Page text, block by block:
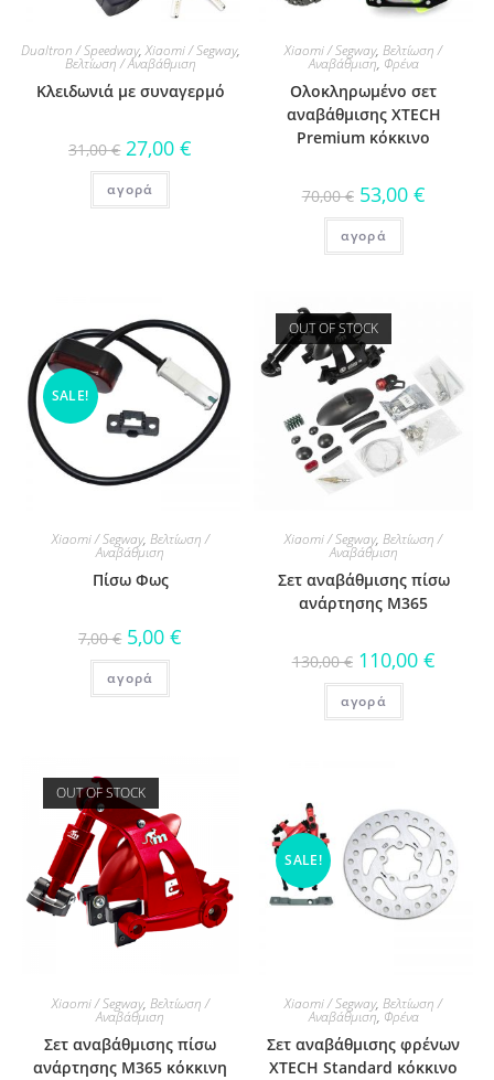
Dualtron / Speedway,Xiaomi / Segway,
Βελτίωση / Αναβάθμιση
Κλειδωνιά με συναγερμό
31,00€ 27,00€
αγορά
Xiaomi / Segway,Βελτίωση /
Αναβάθμιση, Φρένα
Ολοκληρωμένο σετ
αναβάθμισης XTECH
Premium κόκκινο
70,00€ 53,00 €
αγορά
SALE!
Xiaomi / Segway, Βελτίωση /
Αναβάθμιση
Πίσω Φως
7,00€ 5,00€
αγορά
OUT OF STOCK
Xiaomi / Segway,Βελτίωση /
Αναβάθμιση
Σετ αναβάθμισης πίσω
ανάρτησης M365
130,00€ 110,00 €
αγορά
OUT OF STOCK
Xiaomi / Segway, Βελτίωση /
Αναβάθμιση
Σετ αναβάθμισης πίσω
ανάρτησης M365 κόκκινη
SALE!
Xiaomi / Segway,Βελτίωση /
Αναβάθμιση, Φρένα
Σετ αναβάθμισης φρένων
XTECH Standard κόκκινο